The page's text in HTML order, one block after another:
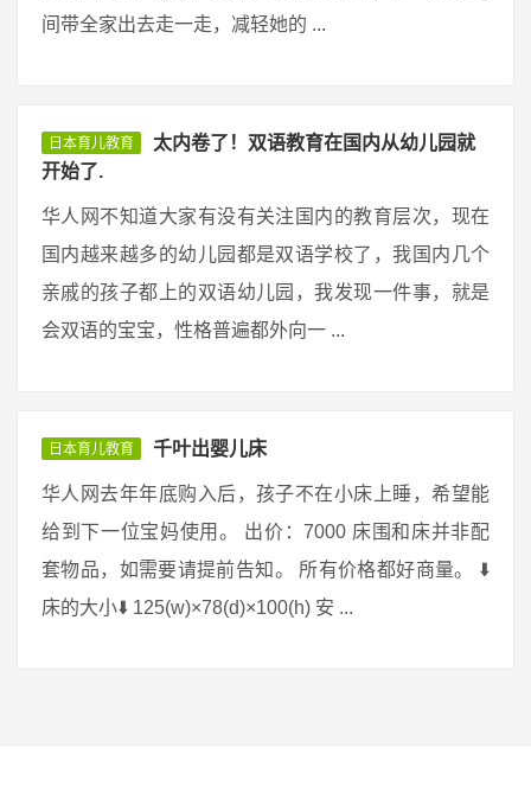
间带全家出去走一走，减轻她的 ...
日本育儿教育
太内卷了！双语教育在国内从幼儿园就
开始了.
华人网不知道大家有没有关注国内的教育层次，现在
国内越来越多的幼儿园都是双语学校了，我国内几个
亲戚的孩子都上的双语幼儿园，我发现一件事，就是
会双语的宝宝，性格普遍都外向一 ...
日本育儿教育 千叶出婴儿床
华人网去年年底购入后，孩子不在小床上睡，希望能
给到下一位宝妈使用。 出价：7000 床围和床并非配
套物品，如需要请提前告知。 所有价格都好商量。 ⬇️
床的大小⬇️ 125(w)×78(d)×100(h) 安 ...